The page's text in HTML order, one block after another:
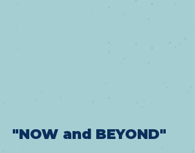
"NOW and BEYOND"